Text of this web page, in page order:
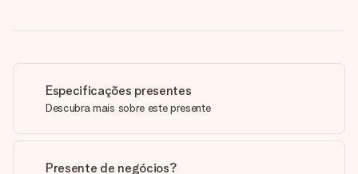
Especificações presentes
Descubra mais sobre este presente
Presente de negócios?